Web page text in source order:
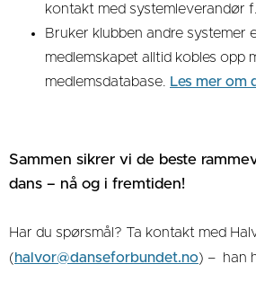
kontakt med systemleverandør
Bruker klubben andre systemer
medlemskapet alltid kobles opp
medlemsdatabase.
Les mer om
Sammen sikrer vi de beste
dans – nå og i fremtiden!
Har du spørsmål? Ta kontakt med
(halvor@danseforbundet.no) – han